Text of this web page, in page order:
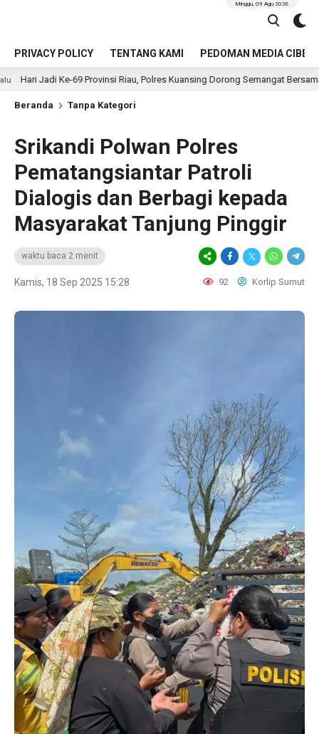
PRIVACY POLICY TENTANG KAMI PEDOMAN MEDIA CIBER
Minggu, 09 Agu 2026
69 Provinsi Riau, Polres Kuansing Dorong Semangat Bersama Jaga
Beranda Tanpa Kategori
Srikandi Polwan Polres
Pematangsiantar Patroli
Dialogis dan Berbagi kepada
Masyarakat Tanjung Pinggir
waktu baca 2 menit
Kamis, 18 Sep 2025 15:28 92 Korlip Sumut